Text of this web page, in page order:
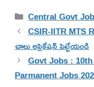
Categories
Central Govt
CSIR-IITR MTS
చాలు అప్లికేషన్ పెట్టేయండి
Govt Jobs :
Parmanent Jobs